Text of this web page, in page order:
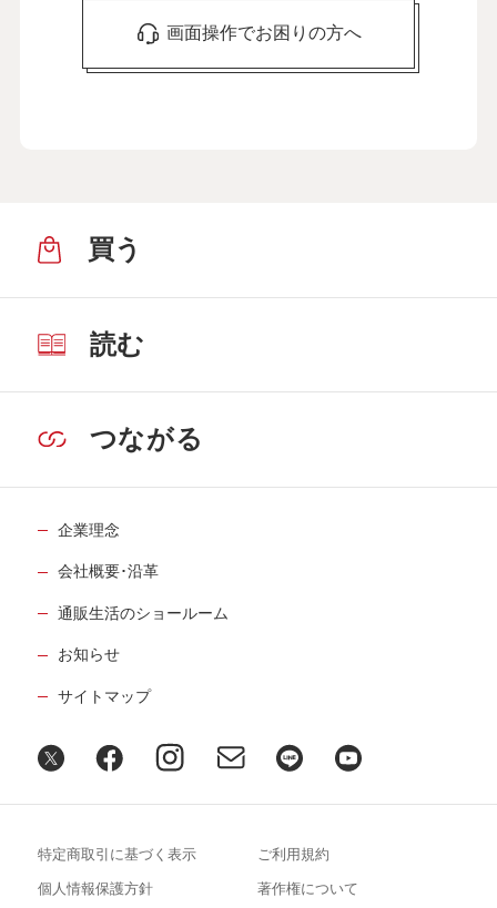
画面操作でお困りの方へ
買う
読む
つながる
企業理念
会社概要･沿革
通販生活のショールーム
お知らせ
サイトマップ
特定商取引に基づく表示 ご利用規約
個人情報保護方針 著作権について